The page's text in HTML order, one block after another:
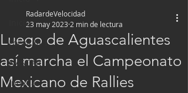
Inicio
Fórmula 1
NASCAR
IndyCar
Luego de Aguascalientes
así marcha el Campeonato
Mexicano de Rallies
RadardeVelocidad
23 may 2023 2 min de lectura